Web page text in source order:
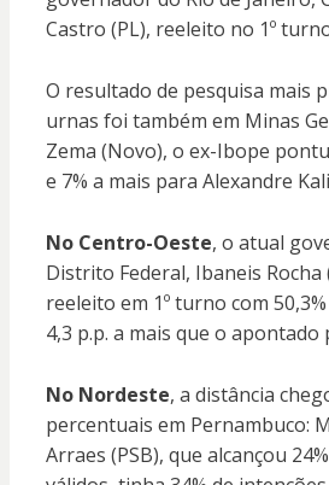
Castro (PL), reeleito no 1º
O resultado de pesquisa mais
urnas foi também em Minas
Zema (Novo), o ex-Ibope
e 7% a mais para Alexandre
No Centro-Oeste, o atual
Distrito Federal, Ibaneis Rocha
reeleito em 1º turno com
4,3 p.p. a mais que o apontado
No Nordeste, a distância
percentuais em Pernambuco:
Arraes (PSB), que alcançou